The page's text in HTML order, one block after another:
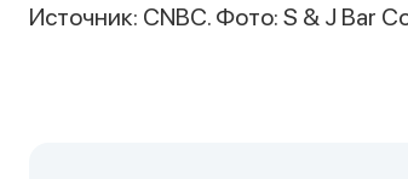
Источник: CNBC. Фото: S & J Bar